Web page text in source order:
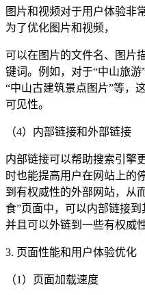
图片和视频对于用户体验非
为了优化图片和视频，
可以在图片的文件名、图片
键词。例如，对于“中山旅
“中山古建筑景点图片”等，
可见性。
（4）内部链接和外部链接
内部链接可以帮助搜索引擎
时也能提高用户在网站上的
到有权威性的外部网站，从
食”页面中，可以内部链接到
并且可以外链到一些有权威
3. 页面性能和用户体验优化
（1）页面加载速度